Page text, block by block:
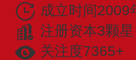
成立时间2009
注册资本3颗星
关注度7365+